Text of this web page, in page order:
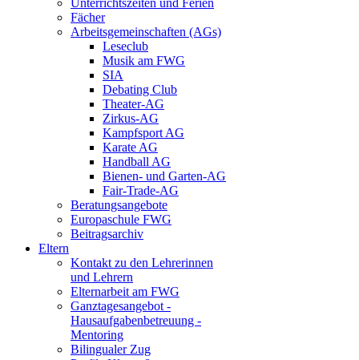
Unterrichtszeiten und Ferien
Fächer
Arbeitsgemeinschaften (AGs)
Leseclub
Musik am FWG
SIA
Debating Club
Theater-AG
Zirkus-AG
Kampfsport AG
Karate AG
Handball AG
Bienen- und Garten-AG
Fair-Trade-AG
Beratungsangebote
Europaschule FWG
Beitragsarchiv
Eltern
Kontakt zu den Lehrerinnen
und Lehrern
Elternarbeit am FWG
Ganztagesangebot -
Hausaufgabenbetreuung -
Mentoring
Bilingualer Zug